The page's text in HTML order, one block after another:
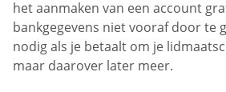
het aanmaken van een account
bankgegevens niet vooraf door te
nodig als je betaalt om je
maar daarover later meer.